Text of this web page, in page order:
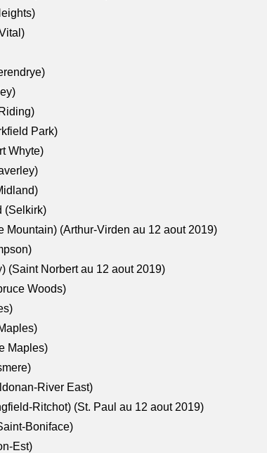
Park)
Whyte)
(Selkirk)
Mountain) (Arthur-Virden au 12 aout 2019)
(Saint Norbert au 12 aout 2019)
Woods)
Maples)
River East)
Ritchot) (St. Paul au 12 aout 2019)
Boniface)
Est)